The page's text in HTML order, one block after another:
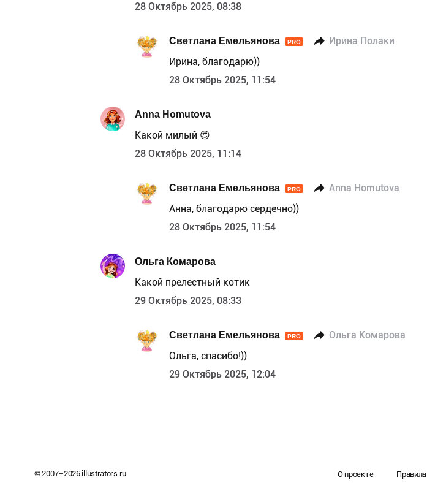
28 Октябрь 2025, 08:38
Светлана Емельянова PRO Ирина Полаки
Ирина, благодарю))
28 Октябрь 2025, 11:54
Anna Homutova
Какой милый 😍
28 Октябрь 2025, 11:14
Светлана Емельянова PRO Anna Homutova
Анна, благодарю сердечно))
28 Октябрь 2025, 11:54
Ольга Комарова
Какой прелестный котик
29 Октябрь 2025, 08:33
Светлана Емельянова PRO Ольга Комарова
Ольга, спасибо!))
29 Октябрь 2025, 12:04
© 2007–2026illustrators.ru О проекте Правила